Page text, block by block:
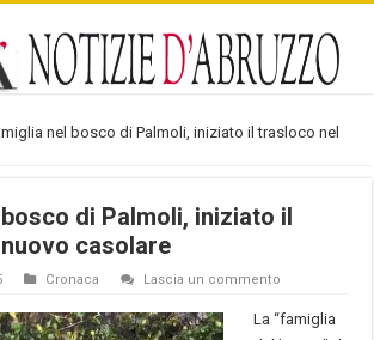
nel bosco di Palmoli, iniziato il trasloco nel
di Palmoli, iniziato il
casolare
Cronaca Lascia un commento
La “famiglia